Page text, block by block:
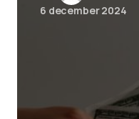
6 december 2024